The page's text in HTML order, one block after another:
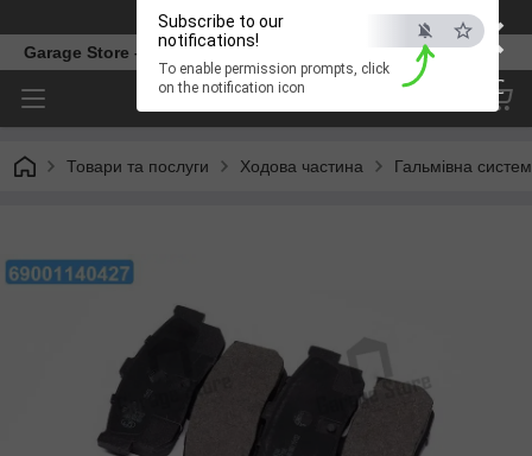
×
ESC
Subscribe to our
notifications!
To enable permission prompts, click
on the notification icon
Телефон
Garage Store – інтернет магазин автозапчастин.
Товари та послуги Ходова частина Гальмівна